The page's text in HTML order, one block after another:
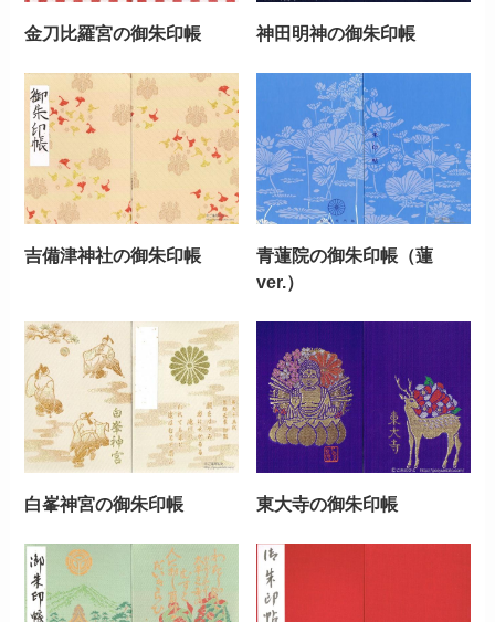
金刀比羅宮の御朱印帳 神田明神の御朱印帳
吉備津神社の御朱印帳
青蓮院の御朱印帳（蓮
ver.）
白峯神宮の御朱印帳 東大寺の御朱印帳